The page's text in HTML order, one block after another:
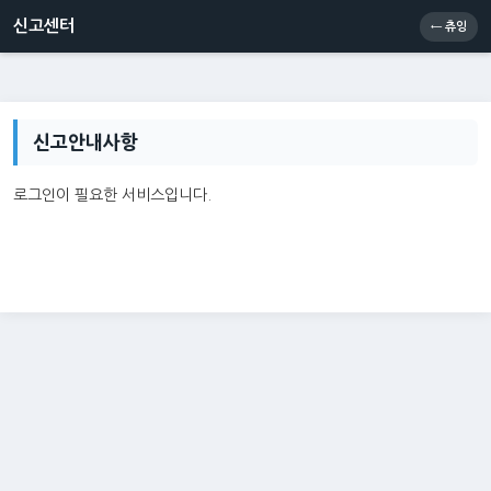
신고센터 메인
신고센터 ← 츄잉
신고안내사항
로그인이 필요한 서비스입니다.